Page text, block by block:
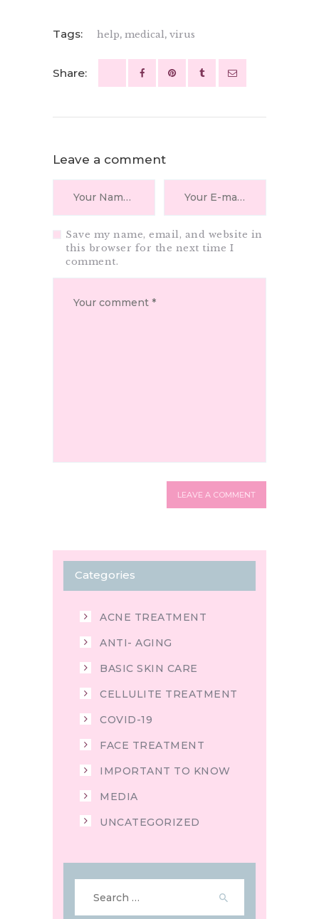
Tags: help, medical, virus
Share:
Leave a comment
Save my name, email, and website in
this browser for the next time I
comment.
Categories
ACNE TREATMENT
ANTI- AGING
BASIC SKIN CARE
CELLULITE TREATMENT
COVID-19
FACE TREATMENT
IMPORTANT TO KNOW
MEDIA
UNCATEGORIZED
for: